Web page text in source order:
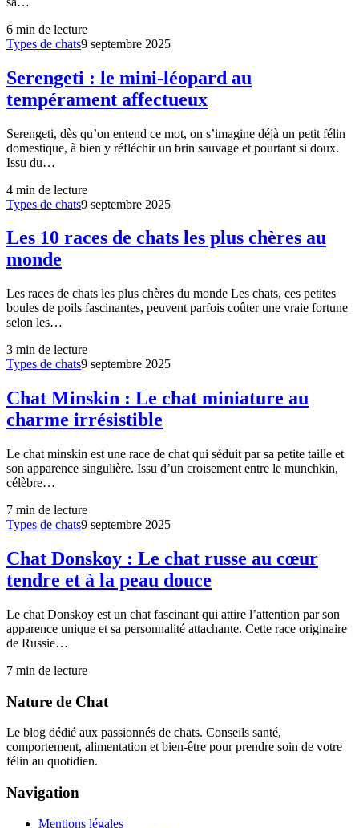
6 min de lecture
Types de chats9 septembre 2025
Serengeti : le mini-léopard au
tempérament affectueux
Serengeti, dès qu’on entend ce mot, on s’imagine déjà un petit félin
domestique, à bien y réfléchir un brin sauvage et pourtant si doux.
Issu du…
4 min de lecture
Types de chats9 septembre 2025
Les 10 races de chats les plus chères au
monde
Les races de chats les plus chères du monde Les chats, ces petites
boules de poils fascinantes, peuvent parfois coûter une vraie fortune
selon les…
3 min de lecture
Types de chats9 septembre 2025
Chat Minskin : Le chat miniature au
charme irrésistible
Le chat minskin est une race de chat qui séduit par sa petite taille et
son apparence singulière. Issu d’un croisement entre le munchkin,
célèbre…
7 min de lecture
Types de chats9 septembre 2025
Chat Donskoy : Le chat russe au cœur
tendre et à la peau douce
Le chat Donskoy est un chat fascinant qui attire l’attention par son
apparence unique et sa personnalité attachante. Cette race originaire
de Russie…
7 min de lecture
Nature de Chat
Le blog dédié aux passionnés de chats. Conseils santé,
comportement, alimentation et bien-être pour prendre soin de votre
félin au quotidien.
Navigation
Mentions légales